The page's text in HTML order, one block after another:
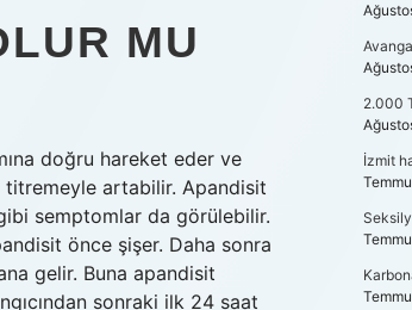
MU
doğru hareket eder ve
artabilir. Apandisit
semptomlar da görülebilir.
önce şişer. Daha sonra
gelir. Buna apandisit
sonraki ilk 24 saat
2.000
İzmit